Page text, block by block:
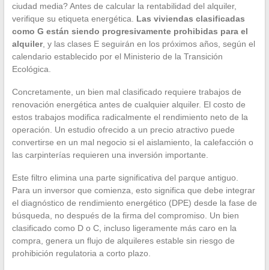
ciudad media? Antes de calcular la rentabilidad del alquiler,
verifique su etiqueta energética. Las viviendas clasificadas
como G están siendo progresivamente prohibidas para el
alquiler, y las clases E seguirán en los próximos años, según el
calendario establecido por el Ministerio de la Transición
Ecológica.
Concretamente, un bien mal clasificado requiere trabajos de
renovación energética antes de cualquier alquiler. El costo de
estos trabajos modifica radicalmente el rendimiento neto de la
operación. Un estudio ofrecido a un precio atractivo puede
convertirse en un mal negocio si el aislamiento, la calefacción o
las carpinterías requieren una inversión importante.
Este filtro elimina una parte significativa del parque antiguo.
Para un inversor que comienza, esto significa que debe integrar
el diagnóstico de rendimiento energético (DPE) desde la fase de
búsqueda, no después de la firma del compromiso. Un bien
clasificado como D o C, incluso ligeramente más caro en la
compra, genera un flujo de alquileres estable sin riesgo de
prohibición regulatoria a corto plazo.